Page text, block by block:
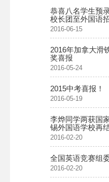
恭喜八名学生预
校长团至外国语
2016-06-15
2016年加拿大滑
奖喜报
2016-05-24
2015中考喜报！
2016-05-19
李烨同学两获国
锡外国语学校再
2016-02-20
全国英语竞赛组
2016-02-20